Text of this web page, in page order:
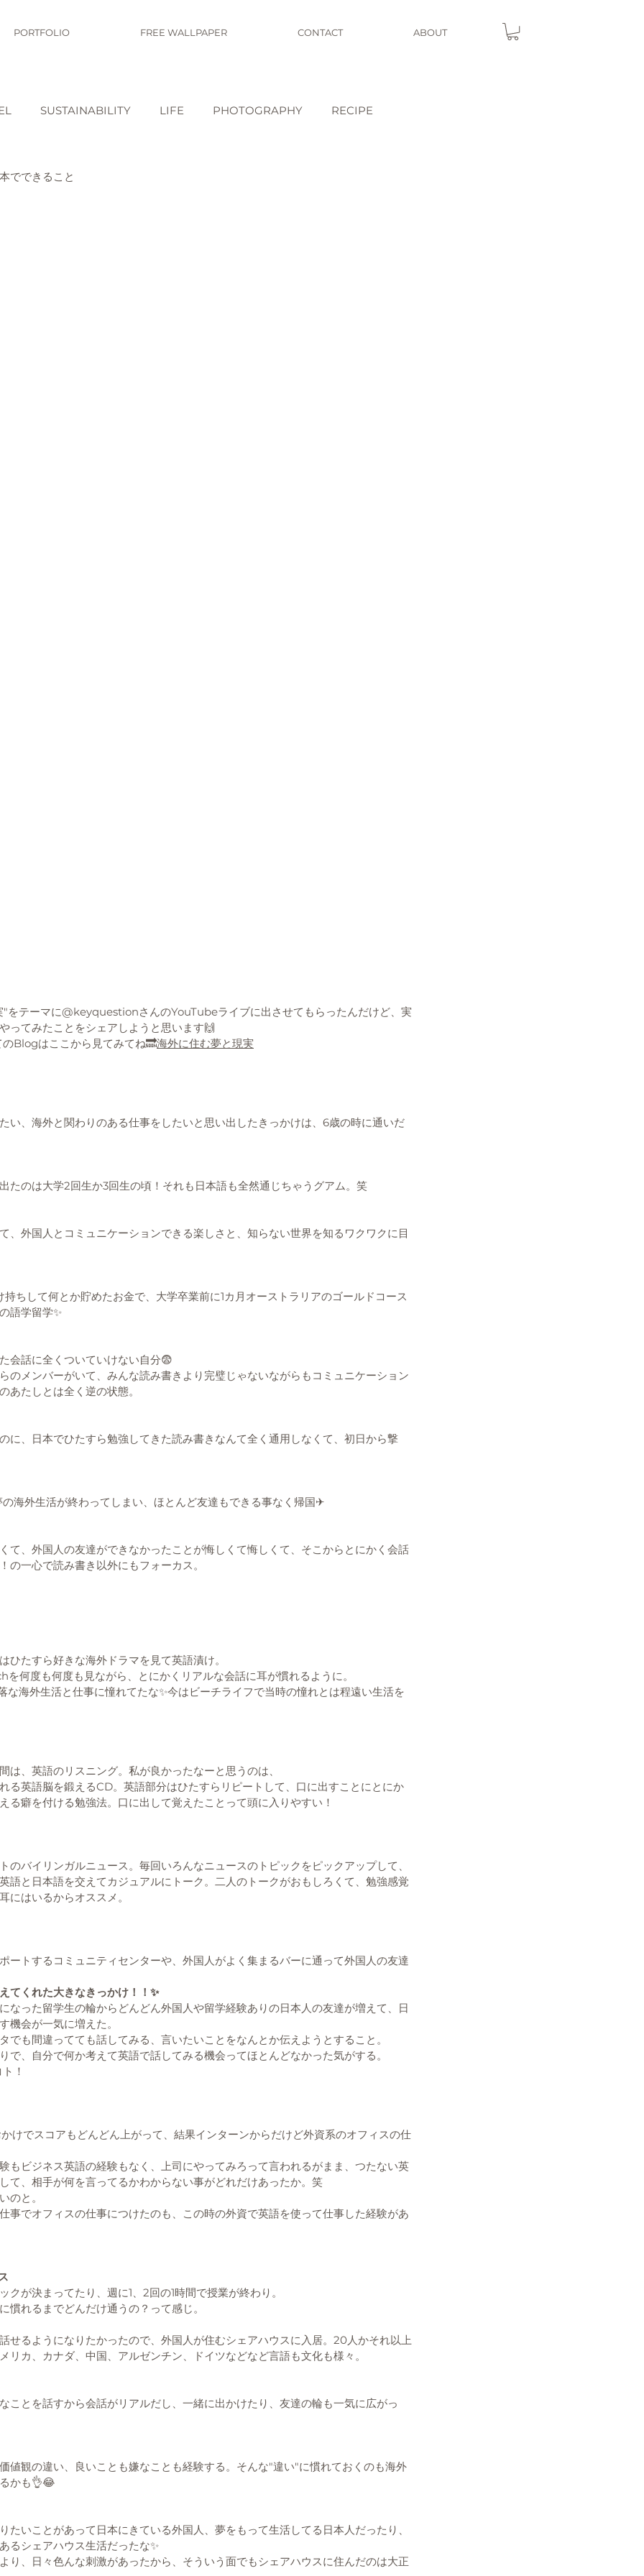
PORTFOLIO FREE WALLPAPER CONTACT ABOUT
SUSTAINABILITY LIFE PHOTOGRAPHY RECIPE
でできること
"をテーマに@keyquestionさんのYouTubeライブに出させてもらったんだけど、実
ってみたことをシェアしようと思います🙌
Blogはここから見てみてね🔜海外に住む夢と現実
い、海外と関わりのある仕事をしたいと思い出したきっかけは、6歳の時に通いだ
たのは大学2回生か3回生の頃！それも日本語も全然通じちゃうグアム。笑
、外国人とコミュニケーションできる楽しさと、知らない世界を知るワクワクに目
ちして何とか貯めたお金で、大学卒業前に1カ月オーストラリアのゴールドコース
語学留学✨
会話に全くついていけない自分😨
のメンバーがいて、みんな読み書きより完璧じゃないながらもコミュニケーション
あたしとは全く逆の状態。
に、日本でひたすら勉強してきた読み書きなんて全く通用しなくて、初日から撃
の海外生活が終わってしまい、ほとんど友達もできる事なく帰国✈︎
て、外国人の友達ができなかったことが悔しくて悔しくて、そこからとにかく会話
の一心で読み書き以外にもフォーカス。
ひたすら好きな海外ドラマを見て英語漬け。
何度も何度も見ながら、とにかくリアルな会話に耳が慣れるように。
な海外生活と仕事に憧れてたな✨今はビーチライフで当時の憧れとは程遠い生活を
は、英語のリスニング。私が良かったなーと思うのは、
る英語脳を鍛えるCD。英語部分はひたすらリピートして、口に出すことにとにか
る癖を付ける勉強法。口に出して覚えたことって頭に入りやすい！
のバイリンガルニュース。毎回いろんなニュースのトピックをピックアップして、
語と日本語を交えてカジュアルにトーク。二人のトークがおもしろくて、勉強感覚
にはいるからオススメ。
ートするコミュニティセンターや、外国人がよく集まるバーに通って外国人の友達
てくれた大きなきっかけ！！✨
なった留学生の輪からどんどん外国人や留学経験ありの日本人の友達が増えて、日
機会が一気に増えた。
でも間違ってても話してみる、言いたいことをなんとか伝えようとすること。
で、自分で何か考えて英語で話してみる機会ってほとんどなかった気がする。
！
けでスコアもどんどん上がって、結果インターンからだけど外資系のオフィスの仕
もビジネス英語の経験もなく、上司にやってみろって言われるがまま、つたない英
て、相手が何を言ってるかわからない事がどれだけあったか。笑
のと。
事でオフィスの仕事につけたのも、この時の外資で英語を使って仕事した経験があ
クが決まってたり、週に1、2回の1時間で授業が終わり。
慣れるまでどんだけ通うの？って感じ。
せるようになりたかったので、外国人が住むシェアハウスに入居。20人かそれ以上
リカ、カナダ、中国、アルゼンチン、ドイツなどなど言語も文化も様々。
ことを話すから会話がリアルだし、一緒に出かけたり、友達の輪も一気に広がっ
値観の違い、良いことも嫌なことも経験する。そんな"違い"に慣れておくのも海外
かも👌😂
たいことがあって日本にきている外国人、夢をもって生活してる日本人だったり、
るシェアハウス生活だったな✨
り、日々色んな刺激があったから、そういう面でもシェアハウスに住んだのは大正